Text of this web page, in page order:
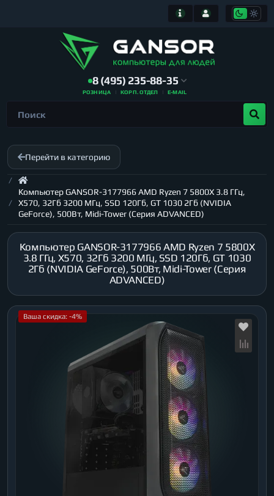
8 (495) 235-88-35
РОЗНИЦА КОРП. ОТДЕЛ E-MAIL
Перейти в категорию
Компьютер GANSOR-3177966 AMD Ryzen 7 5800X 3.8 ГГц,
X570, 32Гб 3200 МГц, SSD 120Гб, GT 1030 2Гб (NVIDIA
GeForce), 500Вт, Midi-Tower (Серия ADVANCED)
Компьютер GANSOR-3177966 AMD Ryzen 7 5800X
3.8 ГГц, X570, 32Гб 3200 МГц, SSD 120Гб, GT 1030
2Гб (NVIDIA GeForce), 500Вт, Midi-Tower (Серия
ADVANCED)
Ваша скидка: -4%